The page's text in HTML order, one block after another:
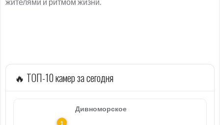
🔥 ТОП-10 камер за сегодня
Дивноморское